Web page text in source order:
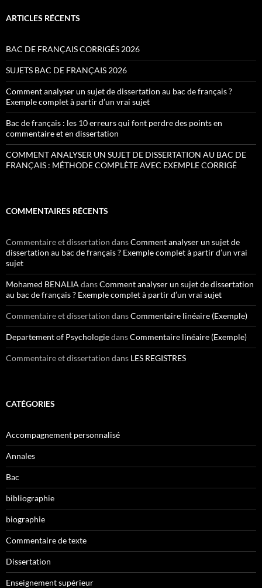
ARTICLES RÉCENTS
BAC DE FRANÇAIS CORRIGÉS 2026
SUJETS BAC DE FRANÇAIS 2026
Comment analyser un sujet de dissertation au bac de français ?
Exemple complet à partir d’un vrai sujet
Bac de français : les 10 erreurs qui font perdre des points en
commentaire et en dissertation
COMMENT ANALYSER UN SUJET DE DISSERTATION AU BAC DE
FRANÇAIS : MÉTHODE COMPLÈTE AVEC EXEMPLE CORRIGÉ
COMMENTAIRES RÉCENTS
Commentaire et dissertation dansComment analyser un sujet de
dissertation au bac de français ? Exemple complet à partir d’un vrai
sujet
Mohamed BENALIA dansComment analyser un sujet de dissertation
au bac de français ? Exemple complet à partir d’un vrai sujet
Commentaire et dissertation dansCommentaire linéaire (Exemple)
Departement of PsychologiedansCommentaire linéaire (Exemple)
Commentaire et dissertation dans LES REGISTRES
CATÉGORIES
Accompagnement personnalisé
Annales
Bac
bibliographie
biographie
Commentaire de texte
Dissertation
Enseignement supérieur